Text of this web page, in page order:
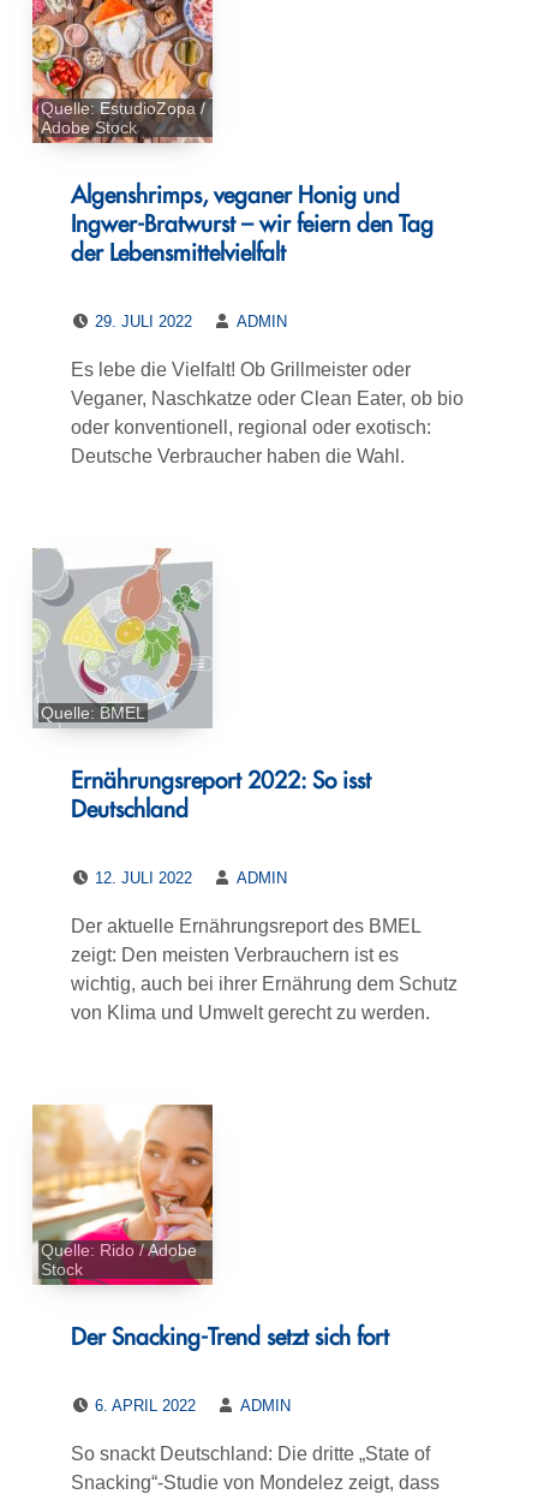
Quelle: EstudioZopa /
Adobe Stock
Algenshrimps, veganer Honig und
Ingwer-Bratwurst – wir feiern den Tag
der Lebensmittelvielfalt
29. JULI 2022
ADMIN
Es lebe die Vielfalt! Ob Grillmeister oder
Veganer, Naschkatze oder Clean Eater, ob bio
oder konventionell, regional oder exotisch:
Deutsche Verbraucher haben die Wahl.
Quelle: BMEL
Ernährungsreport 2022: So isst
Deutschland
12. JULI 2022
ADMIN
Der aktuelle Ernährungsreport des BMEL
zeigt: Den meisten Verbrauchern ist es
wichtig, auch bei ihrer Ernährung dem Schutz
von Klima und Umwelt gerecht zu werden.
Quelle: Rido / Adobe
Stock
Der Snacking-Trend setzt sich fort
6. APRIL 2022
ADMIN
So snackt Deutschland: Die dritte „State of
Snacking“-Studie von Mondelez zeigt, dass